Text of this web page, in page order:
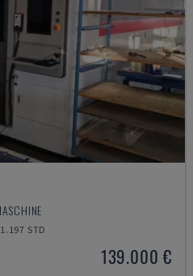
1.197 STD
139.000 €